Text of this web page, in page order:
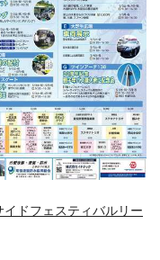
ドフェスティバルリー